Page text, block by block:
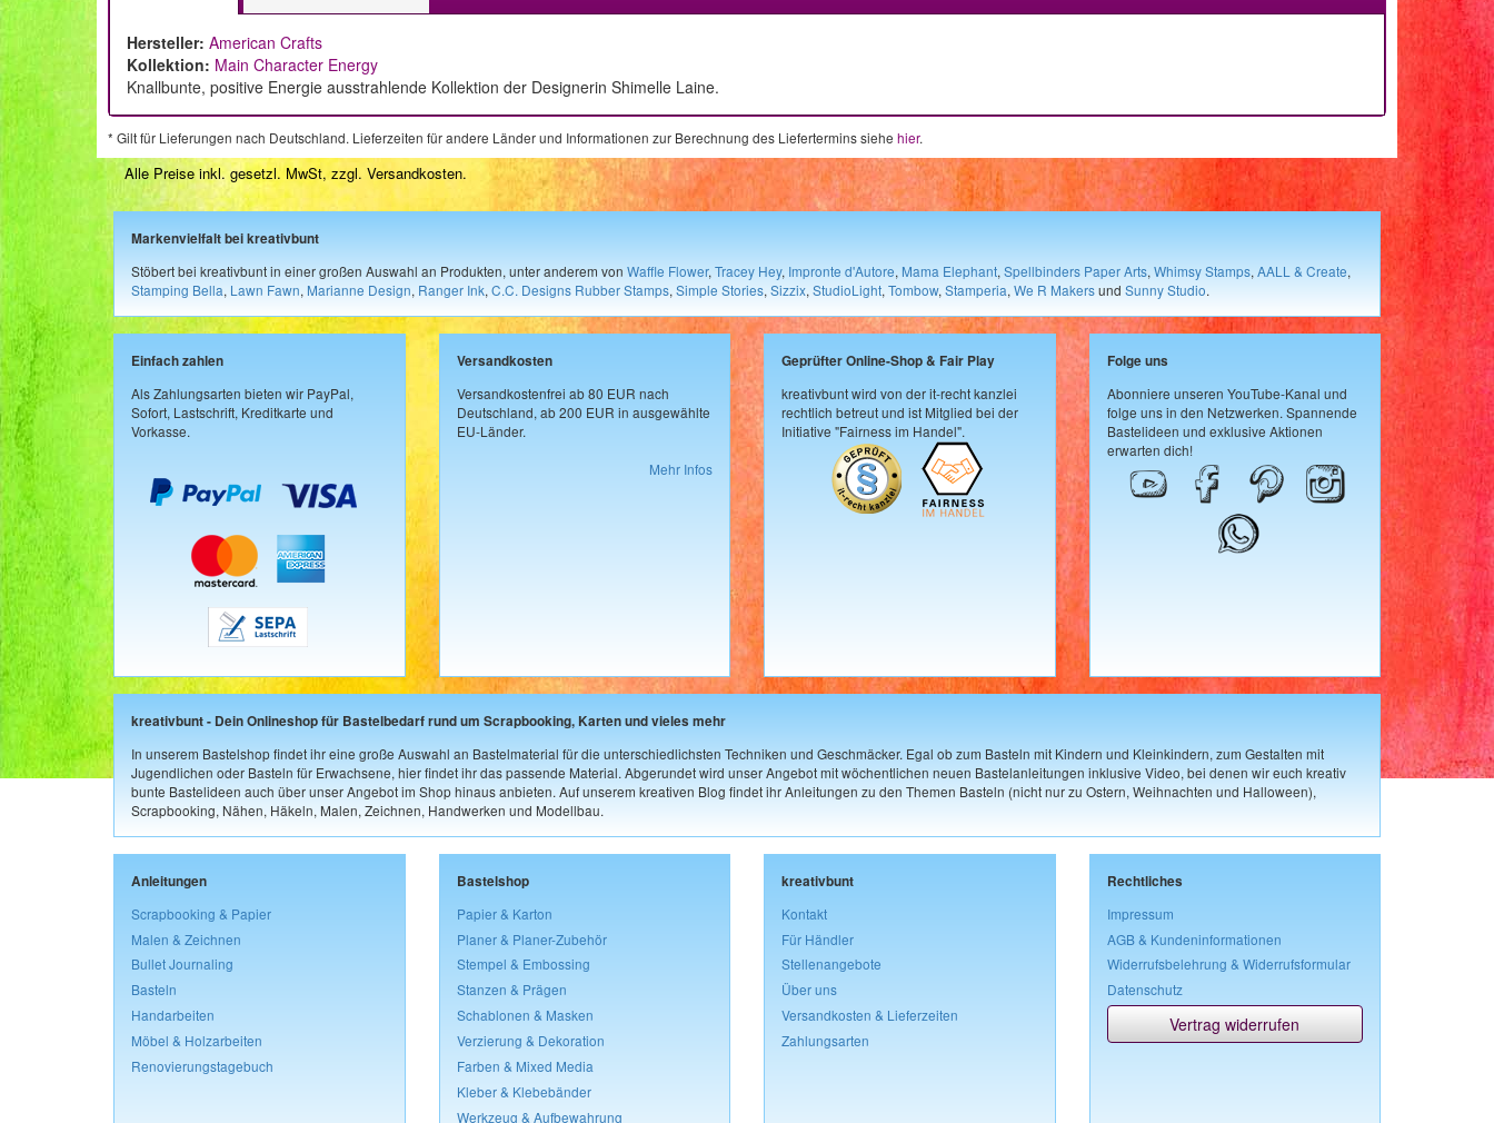
Hersteller: American Crafts
Kollektion: Main Character Energy
Knallbunte, positive Energie ausstrahlende Kollektion der Designerin Shimelle Laine.
* Gilt für Lieferungen nach Deutschland. Lieferzeiten für andere Länder und Informationen zur Berechnung des Liefertermins siehe hier.
Alle Preise inkl. gesetzl. MwSt, zzgl. Versandkosten.
Markenvielfalt bei kreativbunt
Stöbert bei kreativbunt in einer großen Auswahl an Produkten, unter anderem von Waffle Flower, Tracey Hey, Impronte d'Autore, Mama Elephant, Spellbinders Paper Arts, Whimsy Stamps, AALL & Create,
Stamping Bella, Lawn Fawn, Marianne Design, Ranger Ink, C.C. Designs Rubber Stamps, Simple Stories, Sizzix, StudioLight, Tombow, Stamperia, We R Makersund Sunny Studio.
Einfach zahlen
Als Zahlungsarten bieten wir PayPal,
Sofort, Lastschrift, Kreditkarte und
Vorkasse.
Versandkosten
Versandkostenfrei ab 80 EUR nach
Deutschland, ab 200 EUR in ausgewählte
EU-Länder.
Mehr Infos
Geprüfter Online-Shop & Fair Play
kreativbunt wird von der it-recht kanzlei
rechtlich betreut und ist Mitglied bei der
Initiative "Fairness im Handel".
Folge uns
Abonniere unseren YouTube-Kanal und
folge uns in den Netzwerken. Spannende
Bastelideen und exklusive Aktionen
erwarten dich!
kreativbunt - Dein Onlineshop für Bastelbedarf rund um Scrapbooking, Karten und vieles mehr
In unserem Bastelshop findet ihr eine große Auswahl an Bastelmaterial für die unterschiedlichsten Techniken und Geschmäcker. Egal ob zum Basteln mit Kindern und Kleinkindern, zum Gestalten mit
Jugendlichen oder Basteln für Erwachsene, hier findet ihr das passende Material. Abgerundet wird unser Angebot mit wöchentlichen neuen Bastelanleitungen inklusive Video, bei denen wir euch kreativ
bunte Bastelideen auch über unser Angebot im Shop hinaus anbieten. Auf unserem kreativen Blog findet ihr Anleitungen zu den Themen Basteln (nicht nur zu Ostern, Weihnachten und Halloween),
Scrapbooking, Nähen, Häkeln, Malen, Zeichnen, Handwerken und Modellbau.
Anleitungen
Scrapbooking & Papier
Malen & Zeichnen
Bullet Journaling
Basteln
Handarbeiten
Möbel & Holzarbeiten
Renovierungstagebuch
Bastelshop
Papier & Karton
Planer & Planer-Zubehör
Stempel & Embossing
Stanzen & Prägen
Schablonen & Masken
Verzierung & Dekoration
Farben & Mixed Media
Kleber & Klebebänder
Werkzeug & Aufbewahrung
kreativbunt
Kontakt
Für Händler
Stellenangebote
Über uns
Versandkosten & Lieferzeiten
Zahlungsarten
Rechtliches
Impressum
AGB & Kundeninformationen
Widerrufsbelehrung & Widerrufsformular
Datenschutz
Vertrag widerrufen